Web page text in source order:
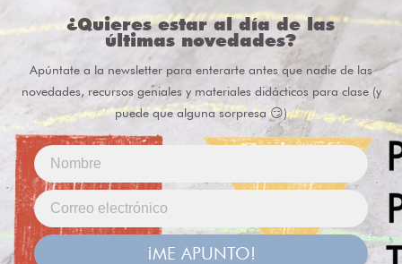
¿Quieres estar al día de las
últimas novedades?
Apúntate a la newsletter para enterarte antes que nadie de las
novedades, recursos geniales y materiales didácticos para clase (y
puede que alguna sorpresa 😏)
¡ME APUNTO!